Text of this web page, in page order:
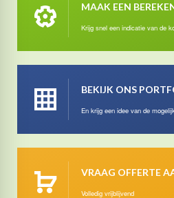
MAAK EEN
Krijg snel een indicatie van de
BEKIJK ONS
En krijg een idee van de
VRAAG OFFERTE
Volledig vrijblijvend